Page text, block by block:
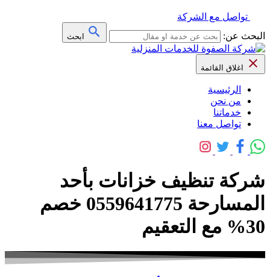
تواصل مع الشركة
البحث عن:
ابحث
اغلاق القائمة
الرئيسية
من نحن
خدماتنا
تواصل معنا
شركة تنظيف خزانات بأحد
المسارحة 0559641775 خصم
30% مع التعقيم